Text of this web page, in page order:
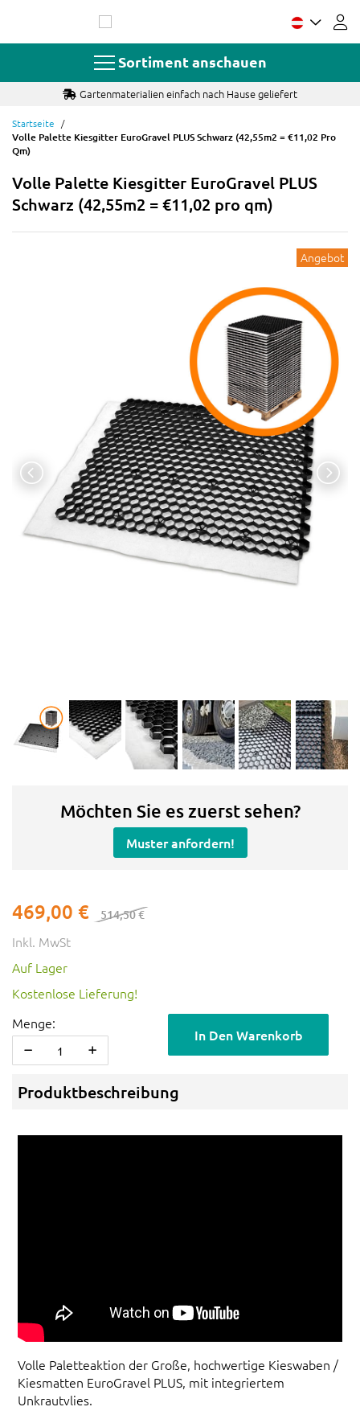
springen
Sortiment anschauen
Gartenmaterialien einfach nach Hause geliefert
Startseite
Volle Palette Kiesgitter EuroGravel PLUS Schwarz (42,55m2 = €11,02 Pro
Qm)
Volle Palette Kiesgitter EuroGravel PLUS
Schwarz (42,55m2 = €11,02 pro qm)
Möchten Sie es zuerst sehen?
Muster anfordern!
Angebot
469,00 € 514,50 €
Inkl. MwSt
Auf Lager
Kostenlose Lieferung!
Menge:
In Den Warenkorb
Produktbeschreibung
Volle Paletteaktion der Große, hochwertige Kieswaben /
Kiesmatten EuroGravel PLUS, mit integriertem
Unkrautvlies.